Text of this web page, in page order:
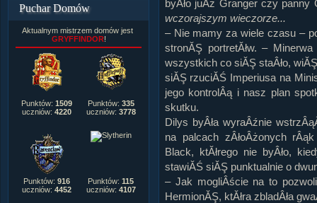
Puchar Domów
Aktualnym mistrzem domów jest
GRYFFINDOR!
Punktów: 1509
uczniów: 4220
Punktów: 335
uczniów: 3778
Punktów: 916
uczniów: 4452
Punktów: 115
uczniów: 4107
byÂło juÂż Granger czy panny
wczorajszym wieczorze...
– Nie mamy za wiele czasu –
stronĂŞ portretĂłw. –
wszystkich co siĂŞ staÂło,
siĂŞ rzuciĂŚ Imperiusa na
jego kontrolÂą i nasz plan
skutku.
Dilys byÂła wyraÂźnie
na palcach zÂłoÂżonych
Black, ktĂłrego nie byÂło,
stawiĂŚ siĂŞ punktualnie o
– Jak mogliÂście na to
HermionĂŞ, ktĂłra zbladÂła